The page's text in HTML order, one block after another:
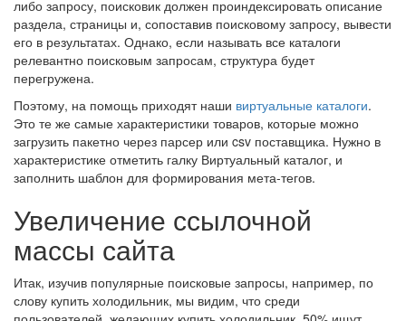
либо запросу, поисковик должен проиндексировать описание
раздела, страницы и, сопоставив поисковому запросу, вывести
его в результатах. Однако, если называть все каталоги
релевантно поисковым запросам, структура будет
перегружена.
Поэтому, на помощь приходят наши виртуальные каталоги.
Это те же самые характеристики товаров, которые можно
загрузить пакетно через парсер или csv поставщика. Нужно в
характеристике отметить галку Виртуальный каталог, и
заполнить шаблон для формирования мета-тегов.
Увеличение ссылочной
массы сайта
Итак, изучив популярные поисковые запросы, например, по
слову купить холодильник, мы видим, что среди